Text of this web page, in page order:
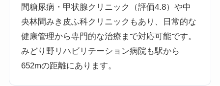
間糖尿病・甲状腺クリニック（評価4.8）や中
央林間みき皮ふ科クリニックもあり、日常的な
健康管理から専門的な治療まで対応可能です。
みどり野リハビリテーション病院も駅から
652mの距離にあります。